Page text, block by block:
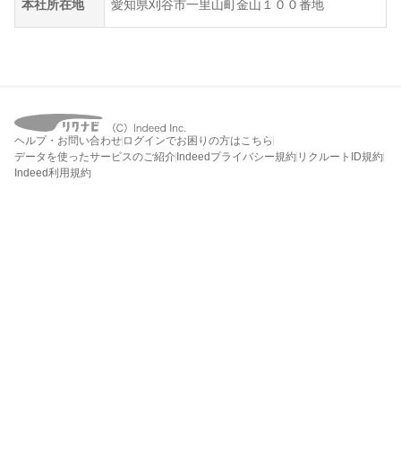
本社所在地 愛知県刈谷市一里山町金山１００番地
ヘルプ・お問い合わせ ログインでお困りの方はこちら
データを使ったサービスのご紹介 Indeedプライバシー規約 リクルートID規約
Indeed利用規約